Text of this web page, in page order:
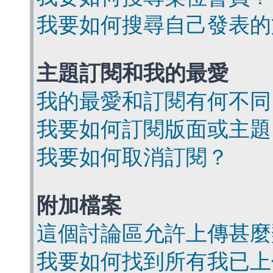
我要如何搜尋自己發表
主題訂閱和我的最愛
我的最愛和訂閱有何不
我要如何訂閱版面或主
我要如何取消訂閱？
附加檔案
這個討論區允許上傳甚
我要如何找到所有我已